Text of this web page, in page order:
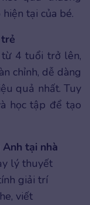
tại của bé.
4 tuổi trở lên,
chỉnh, dễ dàng
quả nhất. Tuy
học tập để tạo
tại nhà
lý thuyết
giải trí
viết